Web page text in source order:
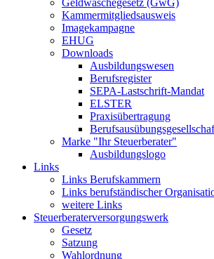
Geldwäschegesetz (GwG)
Kammermitgliedsausweis
Imagekampagne
EHUG
Downloads
Ausbildungswesen
Berufsregister
SEPA-Lastschrift-Mandat
ELSTER
Praxisübertragung
Marke "Ihr Steuerberater"
Ausbildungslogo
Links
Links Berufskammern
Links berufständischer
weitere Links
Steuerberaterversorgungswerk
Gesetz
Satzung
Wahlordnung